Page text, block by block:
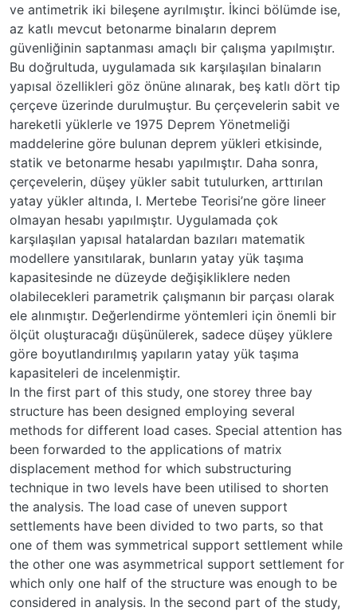
ve antimetrik iki bileşene ayrılmıştır. İkinci bölümde ise,
az katlı mevcut betonarme binaların deprem
güvenliğinin saptanması amaçlı bir çalışma yapılmıştır.
Bu doğrultuda, uygulamada sık karşılaşılan binaların
yapısal özellikleri göz önüne alınarak, beş katlı dört tip
çerçeve üzerinde durulmuştur. Bu çerçevelerin sabit ve
hareketli yüklerle ve 1975 Deprem Yönetmeliği
maddelerine göre bulunan deprem yükleri etkisinde,
statik ve betonarme hesabı yapılmıştır. Daha sonra,
çerçevelerin, düşey yükler sabit tutulurken, arttırılan
yatay yükler altında, I. Mertebe Teorisi’ne göre lineer
olmayan hesabı yapılmıştır. Uygulamada çok
karşılaşılan yapısal hatalardan bazıları matematik
modellere yansıtılarak, bunların yatay yük taşıma
kapasitesinde ne düzeyde değişikliklere neden
olabilecekleri parametrik çalışmanın bir parçası olarak
ele alınmıştır. Değerlendirme yöntemleri için önemli bir
ölçüt oluşturacağı düşünülerek, sadece düşey yüklere
göre boyutlandırılmış yapıların yatay yük taşıma
kapasiteleri de incelenmiştir.
In the first part of this study, one storey three bay
structure has been designed employing several
methods for different load cases. Special attention has
been forwarded to the applications of matrix
displacement method for which substructuring
technique in two levels have been utilised to shorten
the analysis. The load case of uneven support
settlements have been divided to two parts, so that
one of them was symmetrical support settlement while
the other one was asymmetrical support settlement for
which only one half of the structure was enough to be
considered in analysis. In the second part of the study,